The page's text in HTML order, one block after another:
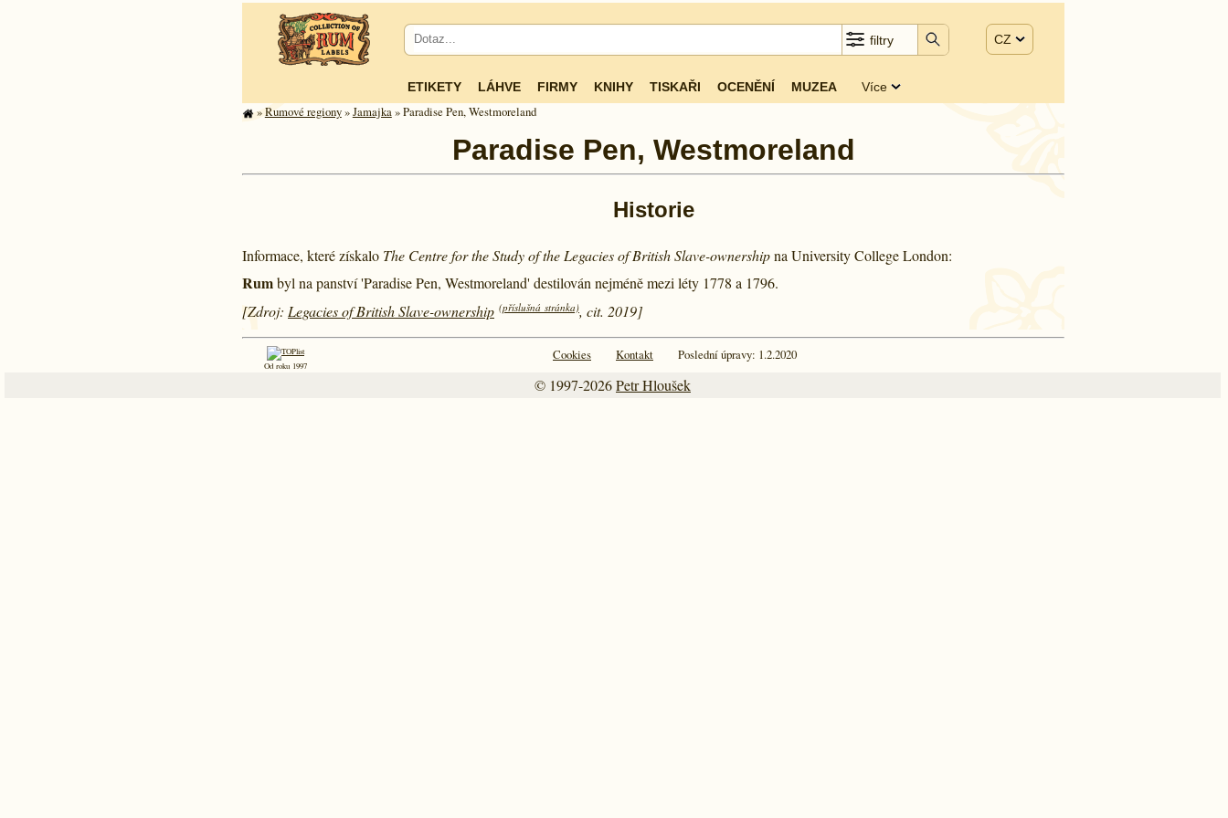
filtry CZ
ETIKETY LÁHVE FIRMY KNIHY TISKAŘI OCENĚNÍ MUZEA Více
»Rumové regiony»Jamajka» Paradise Pen, Westmoreland
Paradise Pen, Westmoreland
Historie
Informace, které získalo The Centre for the Study of the Legacies of British Slave-ownershipna University College London:
Rumbyl na panství 'Paradise Pen, Westmoreland' destilován nejméně mezi léty 1778 a 1796.
[Zdroj: Legacies of British Slave-ownership (příslušná stránka), cit. 2019]
Od roku 1997
Cookies Kontakt Poslední úpravy: 1.2.2020
© 1997-2026Petr Hloušek